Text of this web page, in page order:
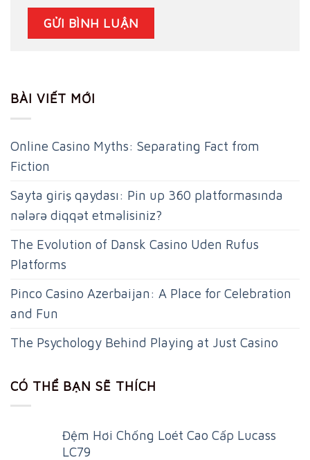
BÀI VIẾT MỚI
Online Casino Myths: Separating Fact from
Fiction
Sayta giriş qaydası: Pin up 360 platformasında
nələrə diqqət etməlisiniz?
The Evolution of Dansk Casino Uden Rufus
Platforms
Pinco Casino Azerbaijan: A Place for Celebration
and Fun
The Psychology Behind Playing at Just Casino
CÓ THỂ BẠN SẼ THÍCH
Đệm Hơi Chống Loét Cao Cấp Lucass
LC79